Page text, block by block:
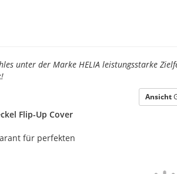
unter der Marke HELIA leistungsstarke
Ansicht
Flip-Up Cover
für perfekten